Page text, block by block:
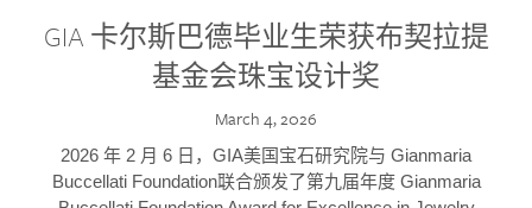
GIA 卡尔斯巴德毕业生荣获布契拉提
基金会珠宝设计奖
March 4, 2026
2026 年 2 月 6 日，GIA美国宝石研究院与 Gianmaria
Buccellati Foundation联合颁发了第九届年度 Gianmaria